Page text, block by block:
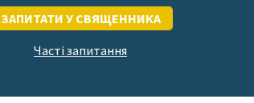
ЗАПИТАТИ У СВЯЩЕННИКА
Часті запитання